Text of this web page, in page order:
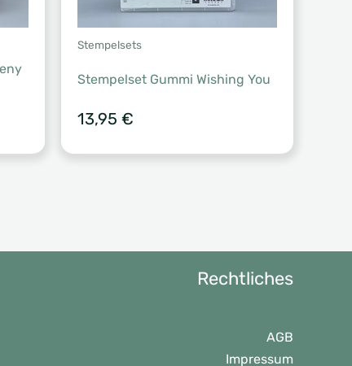
Stempelsets
Stempelset Gummi Wishing You
13,95 €
Rechtliches
AGB
Impressum